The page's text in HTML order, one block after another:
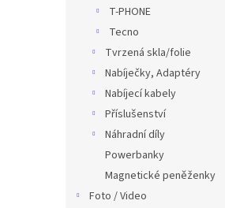
T-PHONE
Tecno
Tvrzená skla/folie
Nabíječky, Adaptéry
Nabíjecí kabely
Příslušenství
Náhradní díly
Powerbanky
Magnetické peněženky
Foto / Video